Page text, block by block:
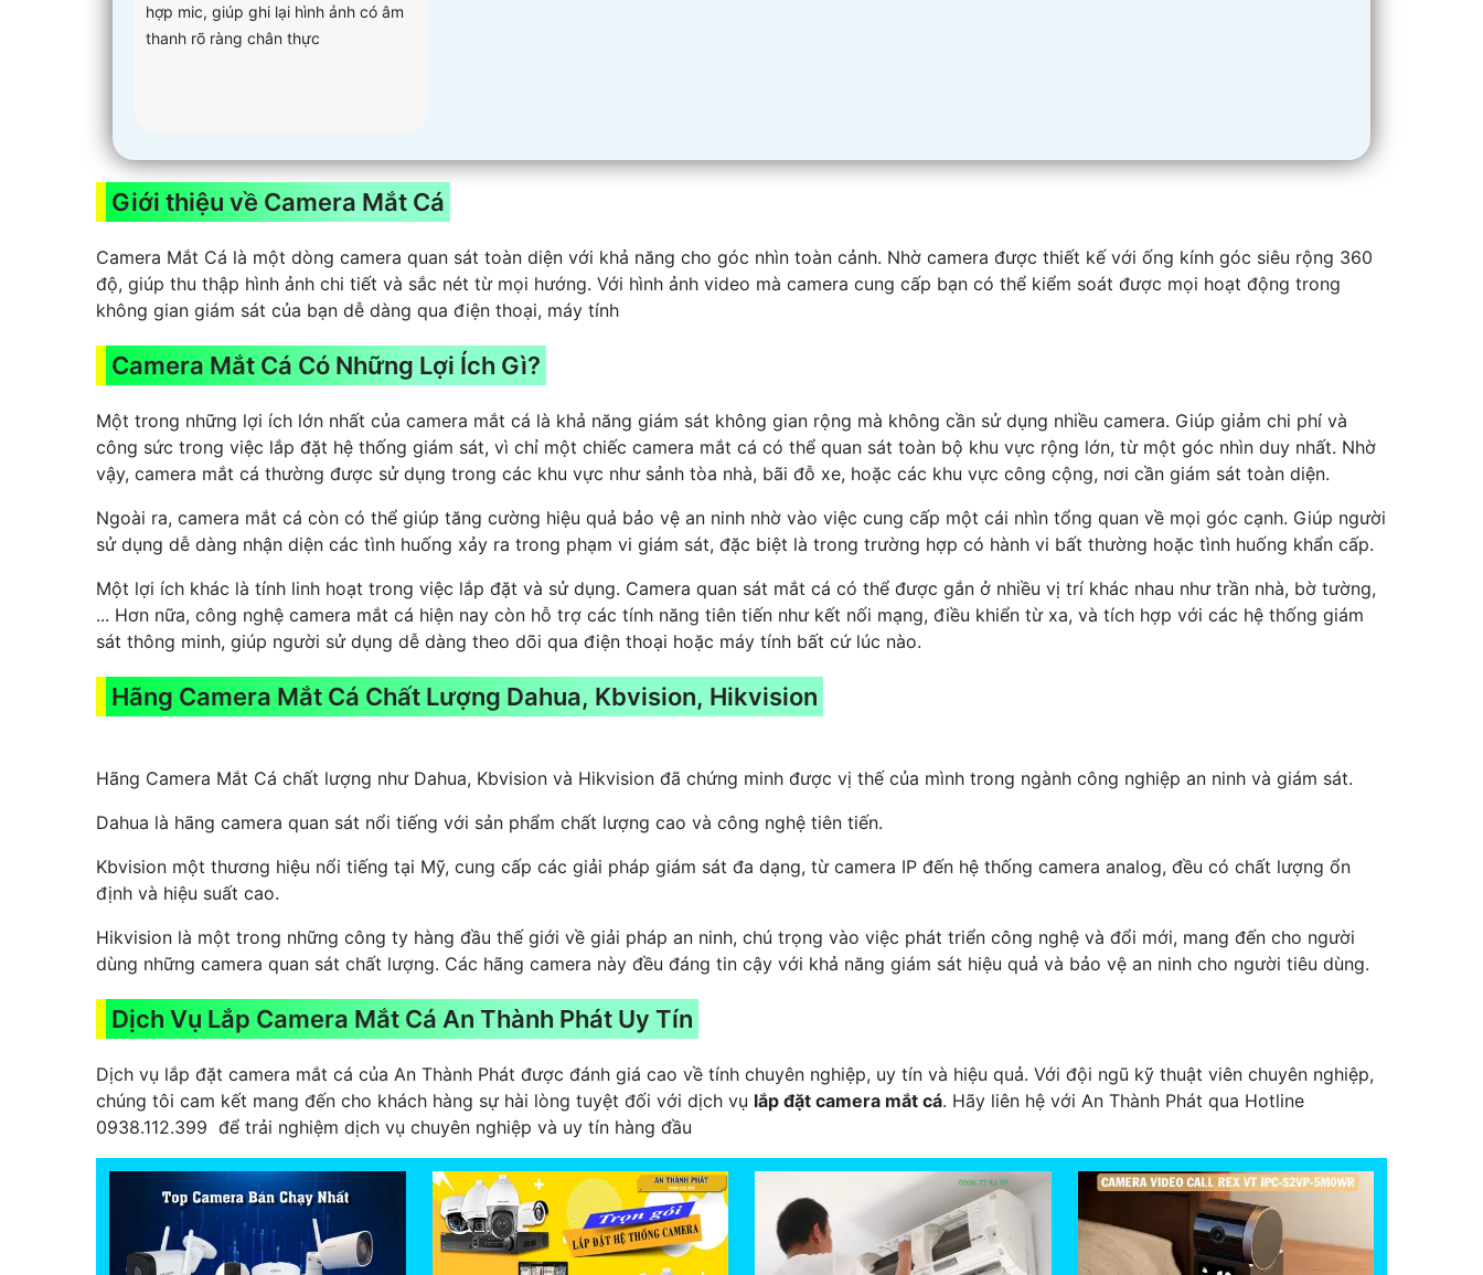
hợp mic, giúp ghi lại hình ảnh có âm
thanh rõ ràng chân thực
Giới thiệu về Camera Mắt Cá
Camera Mắt Cá là một dòng camera quan sát toàn diện với khả năng cho góc nhìn toàn cảnh. Nhờ camera được thiết kế với ống kính góc siêu rộng 360
độ, giúp thu thập hình ảnh chi tiết và sắc nét từ mọi hướng. Với hình ảnh video mà camera cung cấp bạn có thể kiểm soát được mọi hoạt động trong
không gian giám sát của bạn dễ dàng qua điện thoại, máy tính
Camera Mắt Cá Có Những Lợi Ích Gì?
Một trong những lợi ích lớn nhất của camera mắt cá là khả năng giám sát không gian rộng mà không cần sử dụng nhiều camera. Giúp giảm chi phí và
công sức trong việc lắp đặt hệ thống giám sát, vì chỉ một chiếc camera mắt cá có thể quan sát toàn bộ khu vực rộng lớn, từ một góc nhìn duy nhất. Nhờ
vậy, camera mắt cá thường được sử dụng trong các khu vực như sảnh tòa nhà, bãi đỗ xe, hoặc các khu vực công cộng, nơi cần giám sát toàn diện.
Ngoài ra, camera mắt cá còn có thể giúp tăng cường hiệu quả bảo vệ an ninh nhờ vào việc cung cấp một cái nhìn tổng quan về mọi góc cạnh. Giúp người
sử dụng dễ dàng nhận diện các tình huống xảy ra trong phạm vi giám sát, đặc biệt là trong trường hợp có hành vi bất thường hoặc tình huống khẩn cấp.
Một lợi ích khác là tính linh hoạt trong việc lắp đặt và sử dụng. Camera quan sát mắt cá có thể được gắn ở nhiều vị trí khác nhau như trần nhà, bờ tường,
... Hơn nữa, công nghệ camera mắt cá hiện nay còn hỗ trợ các tính năng tiên tiến như kết nối mạng, điều khiển từ xa, và tích hợp với các hệ thống giám
sát thông minh, giúp người sử dụng dễ dàng theo dõi qua điện thoại hoặc máy tính bất cứ lúc nào.
Hãng Camera Mắt Cá Chất Lượng Dahua, Kbvision, Hikvision
Hãng Camera Mắt Cá chất lượng như Dahua, Kbvision và Hikvision đã chứng minh được vị thế của mình trong ngành công nghiệp an ninh và giám sát.
Dahua là hãng camera quan sát nổi tiếng với sản phẩm chất lượng cao và công nghệ tiên tiến.
Kbvision một thương hiệu nổi tiếng tại Mỹ, cung cấp các giải pháp giám sát đa dạng, từ camera IP đến hệ thống camera analog, đều có chất lượng ổn
định và hiệu suất cao.
Hikvision là một trong những công ty hàng đầu thế giới về giải pháp an ninh, chú trọng vào việc phát triển công nghệ và đổi mới, mang đến cho người
dùng những camera quan sát chất lượng. Các hãng camera này đều đáng tin cậy với khả năng giám sát hiệu quả và bảo vệ an ninh cho người tiêu dùng.
Dịch Vụ Lắp Camera Mắt Cá An Thành Phát Uy Tín
Dịch vụ lắp đặt camera mắt cá của An Thành Phát được đánh giá cao về tính chuyên nghiệp, uy tín và hiệu quả. Với đội ngũ kỹ thuật viên chuyên nghiệp,
chúng tôi cam kết mang đến cho khách hàng sự hài lòng tuyệt đối với dịch vụ lắp đặt camera mắt cá. Hãy liên hệ với An Thành Phát qua Hotline
0938.112.399 để trải nghiệm dịch vụ chuyên nghiệp và uy tín hàng đầu